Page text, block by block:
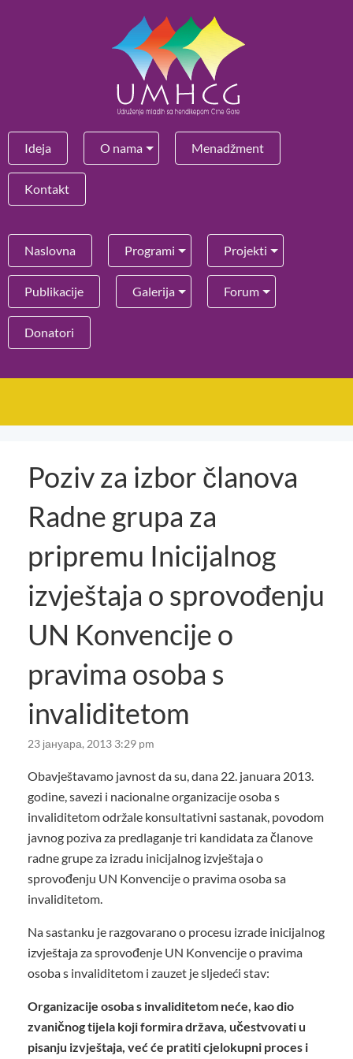
Ideja O nama Menadžment
Kontakt
Naslovna Programi Projekti
Publikacije Galerija Forum
Donatori
Poziv za izbor članova
Radne grupa za
pripremu Inicijalnog
izvještaja o sprovođenju
UN Konvencije o
pravima osoba s
invaliditetom
23 јануара, 2013 3:29 pm
Obavještavamo javnost da su, dana 22. januara 2013.
godine, savezi i nacionalne organizacije osoba s
invaliditetom održale konsultativni sastanak, povodom
javnog poziva za predlaganje tri kandidata za članove
radne grupe za izradu inicijalnog izvještaja o
sprovođenju UN Konvencije o pravima osoba sa
invaliditetom.
Na sastanku je razgovarano o procesu izrade inicijalnog
izvještaja za sprovođenje UN Konvencije o pravima
osoba s invaliditetom i zauzet je sljedeći stav:
Organizacije osoba s invaliditetom neće, kao dio
zvaničnog tijela koji formira država, učestvovati u
pisanju izvještaja, već će pratiti cjelokupni proces i